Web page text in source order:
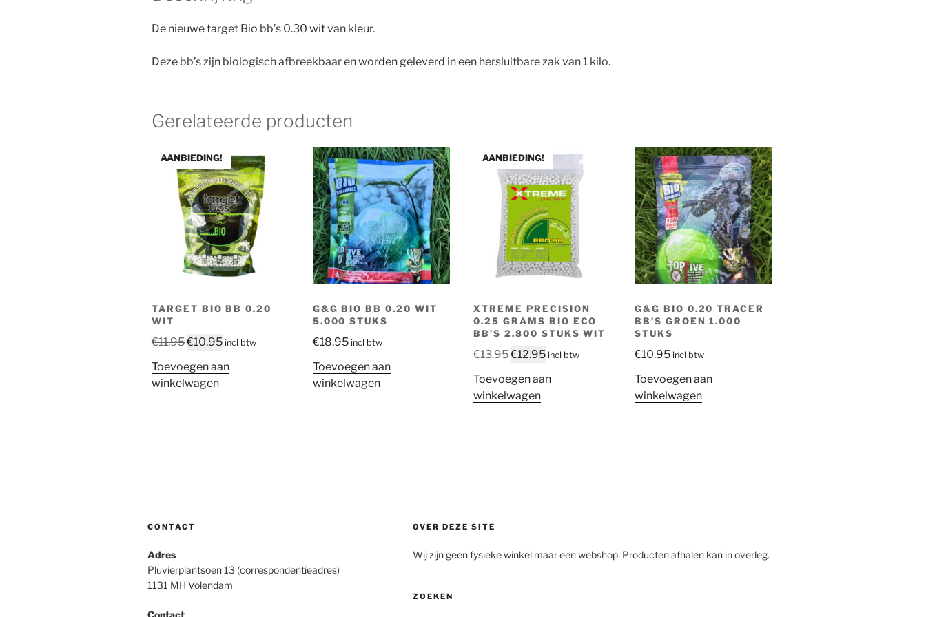
De nieuwe target Bio bb’s 0.30 wit van kleur.
Deze bb’s zijn biologisch afbreekbaar en worden geleverd in een hersluitbare zak van 1 kilo.
Gerelateerde producten
AANBIEDING!
TARGET BIO BB 0.20
WIT
€11.95Oorspronkelijke
was:
€11.95.
€10.95Huidige
is:
incl btw
Toevoegen aan
winkelwagen
G&G BIO BB 0.20 WIT
5.000 STUKS
€18.95 incl btw
Toevoegen aan
winkelwagen
AANBIEDING!
XTREME PRECISION
0.25 GRAMS BIO ECO
BB’S 2.800 STUKS WIT
€13.95Oorspronkelijke
was:
€13.95.
€12.95Huidige
is:
incl btw
Toevoegen aan
winkelwagen
G&G BIO 0.20 TRACER
BB’S GROEN 1.000
STUKS
€10.95 incl btw
Toevoegen aan
winkelwagen
CONTACT
Adres
Pluvierplantsoen 13 (correspondentieadres)
1131 MH Volendam
Contact
OVER DEZE SITE
Wij zijn geen fysieke winkel maar een webshop. Producten afhalen kan in overleg.
ZOEKEN